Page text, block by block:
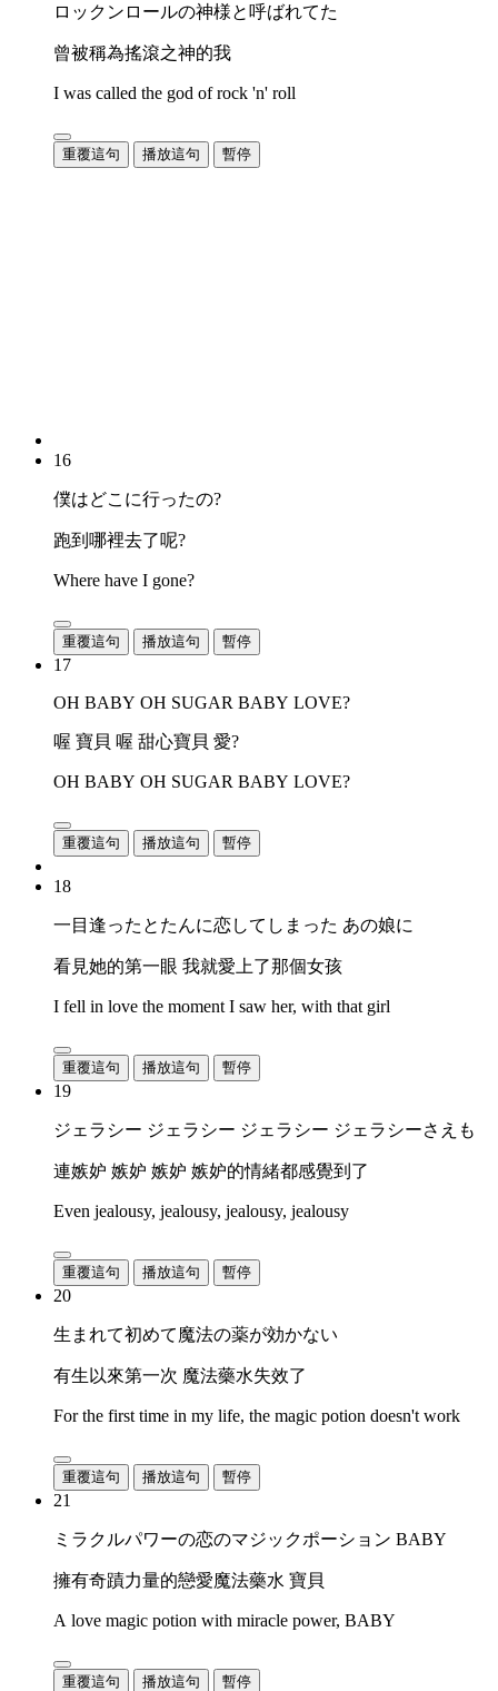
ロックンロールの神様と呼ばれてた
曾被稱為搖滾之神的我
I was called the god of rock 'n' roll
重覆這句 播放這句 暫停
16
僕はどこに行ったの?
跑到哪裡去了呢?
Where have I gone?
重覆這句 播放這句 暫停
17
OH BABY OH SUGAR BABY LOVE?
喔 寶貝 喔 甜心寶貝 愛?
OH BABY OH SUGAR BABY LOVE?
重覆這句 播放這句 暫停
18
一目逢ったとたんに恋してしまった あの娘に
看見她的第一眼 我就愛上了那個女孩
I fell in love the moment I saw her, with that girl
重覆這句 播放這句 暫停
19
ジェラシー ジェラシー ジェラシー ジェラシーさえも
連嫉妒 嫉妒 嫉妒 嫉妒的情緒都感覺到了
Even jealousy, jealousy, jealousy, jealousy
重覆這句 播放這句 暫停
20
生まれて初めて魔法の薬が効かない
有生以來第一次 魔法藥水失效了
For the first time in my life, the magic potion doesn't work
重覆這句 播放這句 暫停
21
ミラクルパワーの恋のマジックポーション BABY
擁有奇蹟力量的戀愛魔法藥水 寶貝
A love magic potion with miracle power, BABY
重覆這句 播放這句 暫停